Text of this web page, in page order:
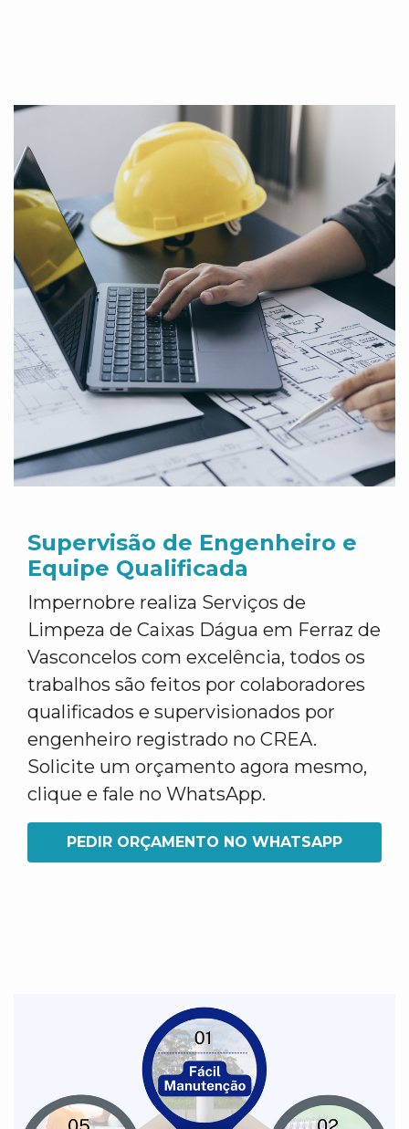
Supervisão de Engenheiro e
Equipe Qualificada
Impernobre realiza Serviços de
Limpeza de Caixas Dágua em Ferraz de
Vasconcelos com excelência, todos os
trabalhos são feitos por colaboradores
qualificados e supervisionados por
engenheiro registrado no CREA.
Solicite um orçamento agora mesmo,
clique e fale no WhatsApp.
PEDIR ORÇAMENTO NO WHATSAPP